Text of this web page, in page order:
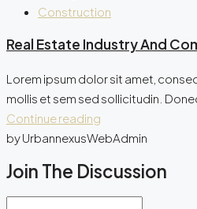
Construction
Real Estate Industry And
Lorem ipsum dolor sit amet,
mollis et sem sed sollicitudin.
Continue reading
by UrbannexusWebAdmin
Join The Discussion